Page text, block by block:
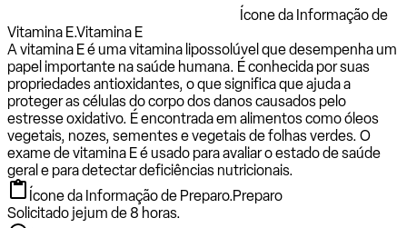
Ícone da Informação de
Vitamina E.Vitamina E
A vitamina E é uma vitamina lipossolúvel que desempenha um
papel importante na saúde humana. É conhecida por suas
propriedades antioxidantes, o que significa que ajuda a
proteger as células do corpo dos danos causados ​​pelo
estresse oxidativo. É encontrada em alimentos como óleos
vegetais, nozes, sementes e vegetais de folhas verdes. O
exame de vitamina E é usado para avaliar o estado de saúde
geral e para detectar deficiências nutricionais.
Ícone da Informação de Preparo.Preparo
Solicitado jejum de 8 horas.